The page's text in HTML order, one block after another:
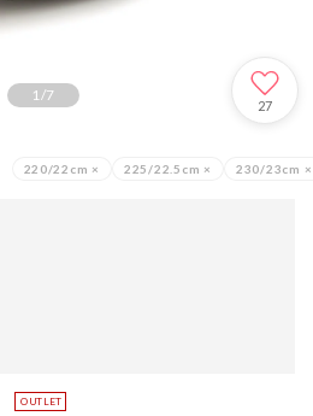
1/7
27
220/22cm × 225/22.5cm × 230/23cm ×